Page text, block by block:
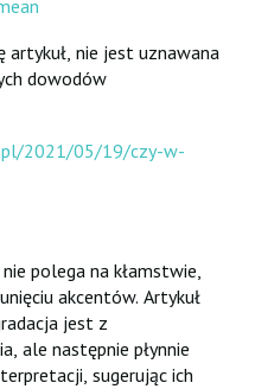
nie jest uznawana
dowodów
2021/05/19/czy-w-
polega na kłamstwie,
akcentów. Artykuł
jest z
ale następnie płynnie
sugerując ich